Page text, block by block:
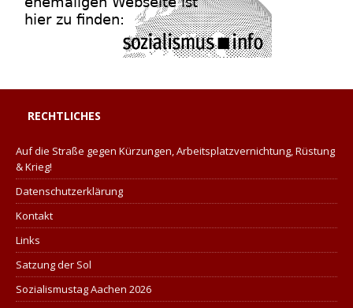
RECHTLICHES
Auf die Straße gegen Kürzungen, Arbeitsplatzvernichtung, Rüstung
& Krieg!
Datenschutzerklärung
Kontakt
Links
Satzung der Sol
Sozialismustag Aachen 2026